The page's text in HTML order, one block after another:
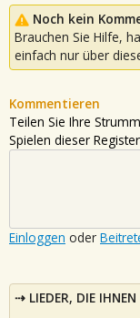
Noch kein
Brauchen Sie Hilfe,
einfach nur über
Kommentieren
Teilen Sie Ihre
Spielen dieser
Einloggen oder
LIEDER, DIE